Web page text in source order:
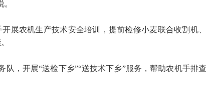
展农机生产技术安全培训，提前检修小麦联合收割机、
，开展“送检下乡”“送技术下乡”服务，帮助农机手排查